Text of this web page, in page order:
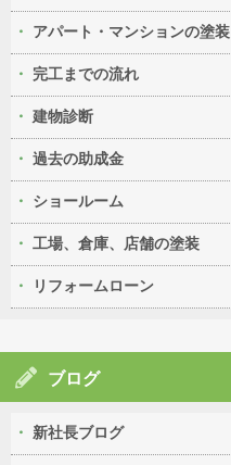
アパート・マンションの塗装
完工までの流れ
建物診断
過去の助成金
ショールーム
工場、倉庫、店舗の塗装
リフォームローン
ブログ
新社長ブログ